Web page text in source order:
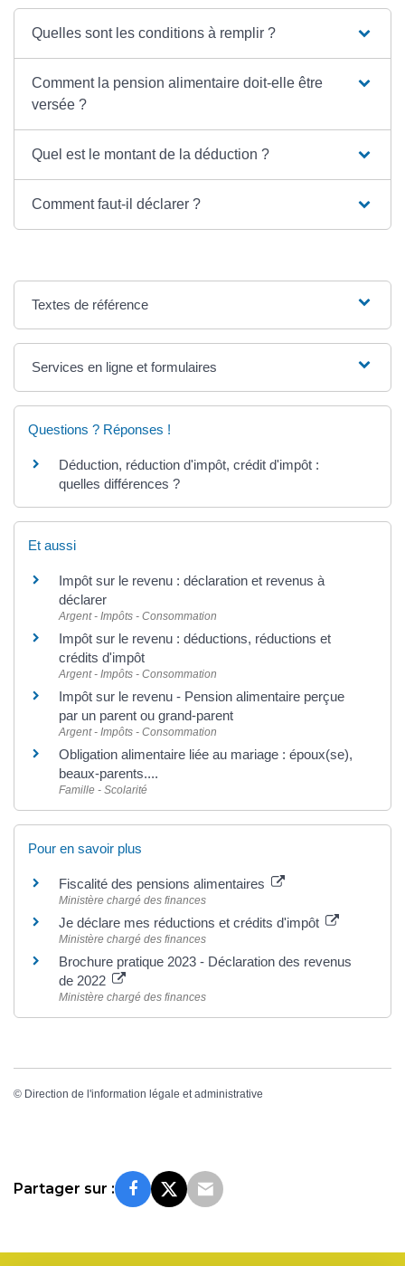
Quelles sont les conditions à remplir ?
Comment la pension alimentaire doit-elle être
versée ?
Quel est le montant de la déduction ?
Comment faut-il déclarer ?
Textes de référence
Services en ligne et formulaires
Questions ? Réponses !
Déduction, réduction d'impôt, crédit d'impôt :
quelles différences ?
Et aussi
Impôt sur le revenu : déclaration et revenus à
déclarer
Argent - Impôts - Consommation
Impôt sur le revenu : déductions, réductions et
crédits d'impôt
Argent - Impôts - Consommation
Impôt sur le revenu - Pension alimentaire perçue
par un parent ou grand-parent
Argent - Impôts - Consommation
Obligation alimentaire liée au mariage : époux(se),
beaux-parents....
Famille - Scolarité
Pour en savoir plus
Fiscalité des pensions alimentaires
Ministère chargé des finances
Je déclare mes réductions et crédits d'impôt
Ministère chargé des finances
Brochure pratique 2023 - Déclaration des revenus
de 2022
Ministère chargé des finances
© Direction de l'information légale et administrative
Partager sur :